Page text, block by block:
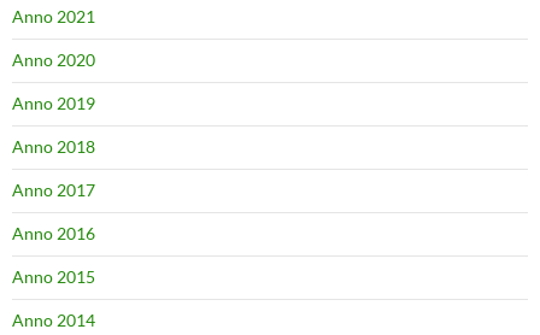
Anno 2021
Anno 2020
Anno 2019
Anno 2018
Anno 2017
Anno 2016
Anno 2015
Anno 2014